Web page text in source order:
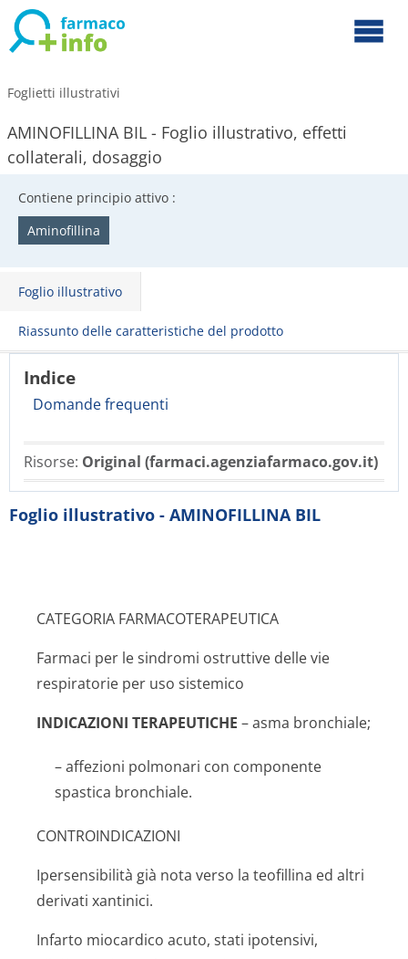
Foglietti illustrativi
AMINOFILLINA BIL - Foglio illustrativo, effetti
collaterali, dosaggio
Contiene principio attivo :
Aminofillina
Foglio illustrativo
Riassunto delle caratteristiche del prodotto
Indice
Domande frequenti
Risorse: Original (farmaci.agenziafarmaco.gov.it)
Foglio illustrativo - AMINOFILLINA BIL
CATEGORIA FARMACOTERAPEUTICA
Farmaci per le sindromi ostruttive delle vie
respiratorie per uso sistemico
INDICAZIONI TERAPEUTICHE – asma bronchiale;
– affezioni polmonari con componente
spastica bronchiale.
CONTROINDICAZIONI
Ipersensibilità già nota verso la teofillina ed altri
derivati xantinici.
Infarto miocardico acuto, stati ipotensivi,